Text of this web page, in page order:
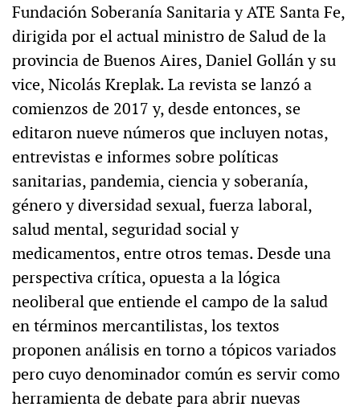
Fundación Soberanía Sanitaria y ATE Santa Fe,
dirigida por el actual ministro de Salud de la
provincia de Buenos Aires, Daniel Gollán y su
vice, Nicolás Kreplak. La revista se lanzó a
comienzos de 2017 y, desde entonces, se
editaron nueve números que incluyen notas,
entrevistas e informes sobre políticas
sanitarias, pandemia, ciencia y soberanía,
género y diversidad sexual, fuerza laboral,
salud mental, seguridad social y
medicamentos, entre otros temas. Desde una
perspectiva crítica, opuesta a la lógica
neoliberal que entiende el campo de la salud
en términos mercantilistas, los textos
proponen análisis en torno a tópicos variados
pero cuyo denominador común es servir como
herramienta de debate para abrir nuevas